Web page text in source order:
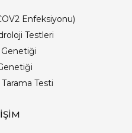
Enfeksiyonu)
Testleri
Testi